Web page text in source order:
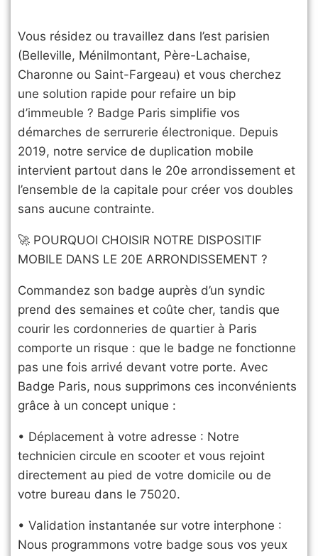
​Vous résidez ou travaillez dans l’est parisien
(Belleville, Ménilmontant, Père-Lachaise,
Charonne ou Saint-Fargeau) et vous cherchez
une solution rapide pour refaire un bip
d’immeuble ? Badge Paris simplifie vos
démarches de serrurerie électronique. Depuis
2019, notre service de duplication mobile
intervient partout dans le 20e arrondissement et
l’ensemble de la capitale pour créer vos doubles
sans aucune contrainte.
​🚀 POURQUOI CHOISIR NOTRE DISPOSITIF
MOBILE DANS LE 20E ARRONDISSEMENT ?
​Commandez son badge auprès d’un syndic
prend des semaines et coûte cher, tandis que
courir les cordonneries de quartier à Paris
comporte un risque : que le badge ne fonctionne
pas une fois arrivé devant votre porte. Avec
Badge Paris, nous supprimons ces inconvénients
grâce à un concept unique :
• Déplacement à votre adresse : Notre
technicien circule en scooter et vous rejoint
directement au pied de votre domicile ou de
votre bureau dans le 75020.
• Validation instantanée sur votre interphone :
Nous programmons votre badge sous vos yeux